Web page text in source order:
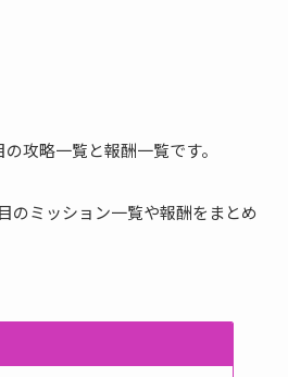
攻略一覧と報酬一覧です。
のミッション一覧や報酬をまとめ